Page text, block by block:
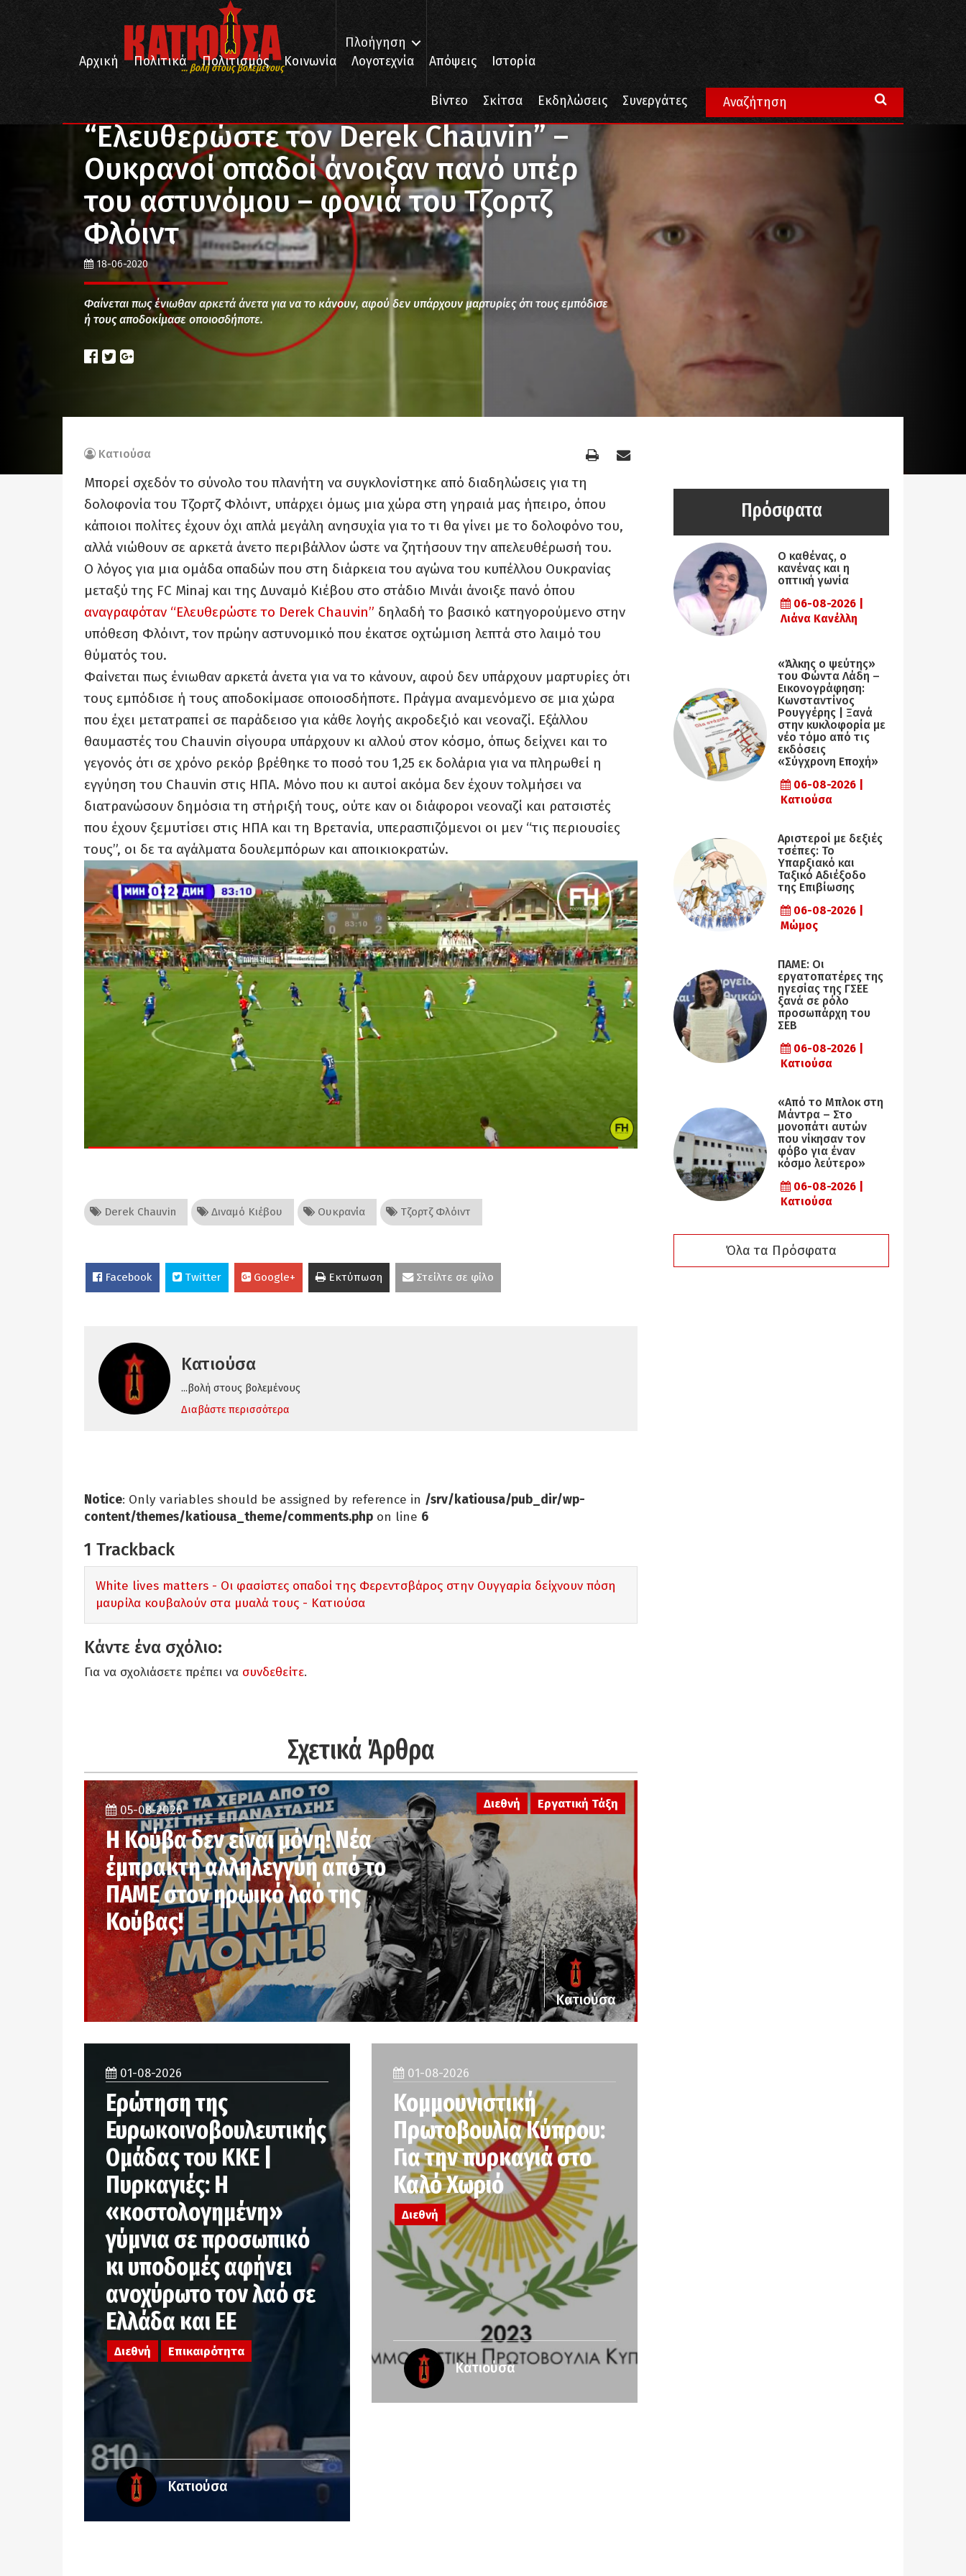
... βολή στους βολεμένους
Πλοήγηση
Αρχική
Πολιτικά Πολιτισμός Κοινωνία Λογοτεχνία Απόψεις Ιστορία
Βίντεο Σκίτσα Εκδηλώσεις Συνεργάτες
Πολιτικά “Ελευθερώστε τον Derek Chauvin” – Oυκρανοί οπαδοί άνοιξαν πανό υπέρ του αστυνόμου – φονιά του Τζορτζ Φλόιντ
“Ελευθερώστε τον Derek Chauvin” –
Oυκρανοί οπαδοί άνοιξαν πανό υπέρ
του αστυνόμου – φονιά του Τζορτζ
Φλόιντ
18-06-2020
Φαίνεται πως ένιωθαν αρκετά άνετα για να το κάνουν, αφού δεν υπάρχουν μαρτυρίες ότι τους εμπόδισε
ή τους αποδοκίμασε οποιοσδήποτε.
Κατιούσα
Mπορεί σχεδόν το σύνολο του πλανήτη να συγκλονίστηκε από διαδηλώσεις για τη
δολοφονία του Τζορτζ Φλόιντ, υπάρχει όμως μια χώρα στη γηραιά μας ήπειρο, όπου
κάποιοι πολίτες έχουν όχι απλά μεγάλη ανησυχία για το τι θα γίνει με το δολοφόνο του,
αλλά νιώθουν σε αρκετά άνετο περιβάλλον ώστε να ζητήσουν την απελευθέρωσή του.
Ο λόγος για μια ομάδα οπαδών που στη διάρκεια του αγώνα του κυπέλλου Ουκρανίας
μεταξύ της FC Minaj και της Δυναμό Κιέβου στο στάδιο Μινάι άνοιξε πανό όπου
αναγραφόταν “Ελευθερώστε το Derek Chauvin” δηλαδή το βασικό κατηγορούμενο στην
υπόθεση Φλόιντ, τον πρώην αστυνομικό που έκατσε οχτώμιση λεπτά στο λαιμό του
θύματός του.
Φαίνεται πως ένιωθαν αρκετά άνετα για να το κάνουν, αφού δεν υπάρχουν μαρτυρίες ότι
τους εμπόδισε ή τους αποδοκίμασε οποιοσδήποτε. Πράγμα αναμενόμενο σε μια χώρα
που έχει μετατραπεί σε παράδεισο για κάθε λογής ακροδεξιό και νεοναζί. Εξάλλου
θαυμαστές του Chauvin σίγουρα υπάρχουν κι αλλού στον κόσμο, όπως δείχνει και το
γεγονός ότι σε χρόνο ρεκόρ βρέθηκε το ποσό του 1,25 εκ δολάρια για να πληρωθεί η
εγγύηση του Chauvin στις ΗΠΑ. Μόνο που κι αυτοί ακόμα δεν έχουν τολμήσει να
διατρανώσουν δημόσια τη στήριξή τους, ούτε καν οι διάφοροι νεοναζί και ρατσιστές
που έχουν ξεμυτίσει στις ΗΠΑ και τη Βρετανία, υπερασπιζόμενοι οι μεν “τις περιουσίες
τους”, οι δε τα αγάλματα δουλεμπόρων και αποικιοκρατών.
Derek Chauvin Διναμό Κιέβου Ουκρανία Τζορτζ Φλόιντ
Facebook Twitter Google+ Εκτύπωση Στείλτε σε φίλο
Κατιούσα
...βολή στους βολεμένους
Διαβάστε περισσότερα
Notice: Only variables should be assigned by reference in /srv/katiousa/pub_dir/wp-
content/themes/katiousa_theme/comments.php on line 6
1 Trackback
White lives matters - Οι φασίστες οπαδοί της Φερεντσβάρος στην Ουγγαρία δείχνουν πόση
μαυρίλα κουβαλούν στα μυαλά τους - Κατιούσα
Κάντε ένα σχόλιο:
Για να σχολιάσετε πρέπει να συνδεθείτε.
Σχετικά Άρθρα
Διεθνή Εργατική Τάξη
05-08-2026
Η Κούβα δεν είναι μόνη! Νέα
έμπρακτη αλληλεγγύη από το
ΠΑΜΕ στον ηρωικό λαό της
Κούβας!
Κατιούσα
01-08-2026
Ερώτηση της
Ευρωκοινοβουλευτικής
Ομάδας του ΚΚΕ |
Πυρκαγιές: Η
«κοστολογημένη»
γύμνια σε προσωπικό
κι υποδομές αφήνει
ανοχύρωτο τον λαό σε
Ελλάδα και ΕΕ
Διεθνή Επικαιρότητα
Κατιούσα
01-08-2026
Κομμουνιστική
Πρωτοβουλία Κύπρου:
Για την πυρκαγιά στο
Καλό Χωριό
Διεθνή
Κατιούσα
Πρόσφατα
Ο καθένας, ο
κανένας και η
οπτική γωνία
06-08-2026 |
Λιάνα Κανέλλη
«Άλκης ο ψεύτης»
του Φώντα Λάδη –
Εικονογράφηση:
Κωνσταντίνος
Ρουγγέρης | Ξανά
στην κυκλοφορία με
νέο τόμο από τις
εκδόσεις
«Σύγχρονη Εποχή»
06-08-2026 |
Κατιούσα
Αριστεροί με δεξιές
τσέπες: Το
Υπαρξιακό και
Ταξικό Αδιέξοδο
της Επιβίωσης
06-08-2026 |
Μώμος
ΠΑΜΕ: Οι
εργατοπατέρες της
ηγεσίας της ΓΣΕΕ
ξανά σε ρόλο
προσωπάρχη του
ΣΕΒ
06-08-2026 |
Κατιούσα
«Από το Μπλοκ στη
Μάντρα – Στο
μονοπάτι αυτών
που νίκησαν τον
φόβο για έναν
κόσμο λεύτερο»
06-08-2026 |
Κατιούσα
Όλα τα Πρόσφατα